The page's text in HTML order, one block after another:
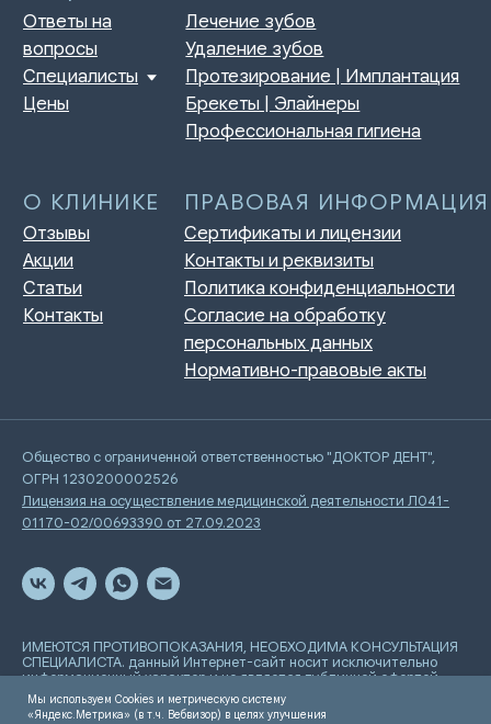
Контакты
Согласие на обработку
персональных данных
Нормативно-правовые акты
Общество с ограниченной ответственностью "ДОКТОР ДЕНТ",
ОГРН 1230200002526
Лицензия на осуществление медицинской деятельности Л041-
01170-02/00693390 от 27.09.2023
ИМЕЮТСЯ ПРОТИВОПОКАЗАНИЯ, НЕОБХОДИМА КОНСУЛЬТАЦИЯ
СПЕЦИАЛИСТА. данный Интернет-сайт носит исключительно
информационный характер и не является публичной офертой,
определяемой положениями Статьи 437 Гражданского
кодекса РФ
Мы используем Cookies и метрическую систему
«Яндекс.Метрика» (в т.ч. Вебвизор) в целях улучшения